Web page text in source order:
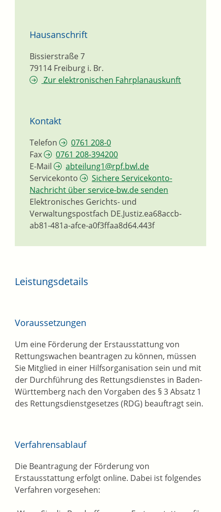
Hausanschrift
Bissierstraße 7
79114 Freiburg i. Br.
Zur elektronischen Fahrplanauskunft
Kontakt
Telefon
0761 208-0
Fax
0761 208-394200
E-Mail
abteilung1@rpf.bwl.de
Servicekonto
Sichere Servicekonto-
Nachricht über service-bw.de senden
Elektronisches Gerichts- und
Verwaltungspostfach DE.Justiz.ea68accb-
ab81-481a-afce-a0f3ffaa8d64.443f
Leistungsdetails
Voraussetzungen
Um eine Förderung der Erstausstattung von
Rettungswachen beantragen zu können, müssen
Sie Mitglied in einer Hilfsorganisation sein und mit
der Durchführung des Rettungsdienstes in Baden-
Württemberg nach den Vorgaben des § 3 Absatz 1
des Rettungsdienstgesetzes (RDG) beauftragt sein.
Verfahrensablauf
Die Beantragung der Förderung von
Erstausstattung erfolgt online. Dabei ist folgendes
Verfahren vorgesehen: